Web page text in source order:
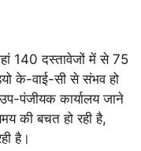
140 दस्तावेजों में से 75
के-वाई-सी से संभव हो
पंजीयक कार्यालय जाने
की बचत हो रही है,
है।